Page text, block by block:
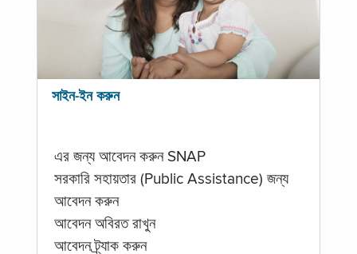
সাইন-ইন করুন
এর জন্য আবেদন করুন SNAP
সরকারি সহায়তার (Public Assistance) জন্য
আবেদন করুন
আবেদন অবিরত রাখুন
আবেদন ট্র্যাক করুন